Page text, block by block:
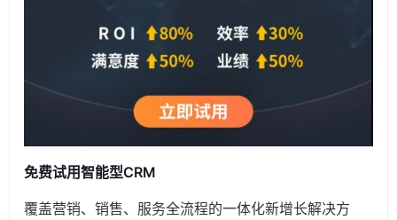
免费试用智能型CRM
覆盖营销、销售、服务全流程的一体化新增长解决方